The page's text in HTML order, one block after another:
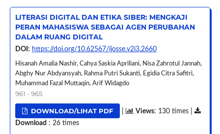
LITERASI DIGITAL DAN ETIKA SIBER: MENGKAJI
PERAN MAHASISWA SEBAGAI AGEN PERUBAHAN
DALAM RUANG DIGITAL
DOI: https://doi.org/10.62567/ijosse.v2i3.2660
Hisanah Amalia Nashir, Cahya Saskia Apriliani, Nisa Zahrotul Jannah,
Abghy Nur Abdyansyah, Rahma Putri Sukanti, Egidia Citra Safitri,
Muhammad Fazal Muttaqin, Arif Widagdo
961 - 965
DOWNLOAD/LIHAT PDF Views: 130 times |
Download : 26 times